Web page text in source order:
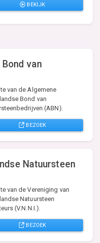
BEKIJK
van
van de Algemene
Bond van
(ABN).
BEZOEK
Natuursteen
van de Vereniging van
Natuursteen
(V.N.N.I.).
BEZOEK